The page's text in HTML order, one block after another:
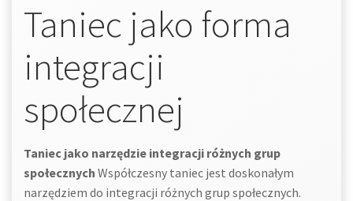
Taniec jako forma
integracji
społecznej
Taniec jako narzędzie integracji różnych grup
społecznych Współczesny taniec jest doskonałym
narzędziem do integracji różnych grup społecznych.